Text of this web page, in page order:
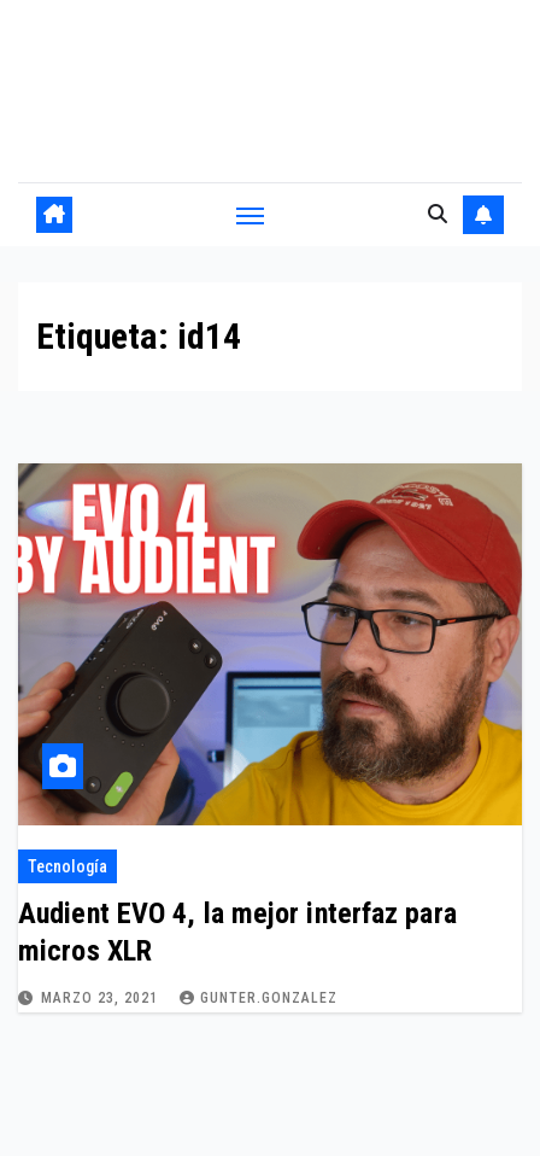
Etiqueta: id14
Tecnología
Audient EVO 4, la mejor interfaz para
micros XLR
MARZO 23, 2021 GUNTER.GONZALEZ